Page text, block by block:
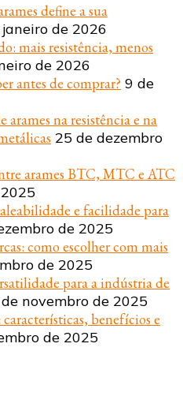
define a sua
de 2026
mais resistência, menos
de 2026
antes de comprar? 9 de
arames na resistência e na
25 de dezembro
arames BTC, MTC e ATC
e facilidade para
de 2025
como escolher com mais
de 2025
para a indústria de
novembro de 2025
benefícios e
de 2025